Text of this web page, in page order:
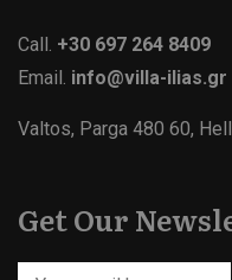
Call. +30 697 264 8409
Email. info@villa-ilias.gr
Valtos, Parga 480 60,
Get Our